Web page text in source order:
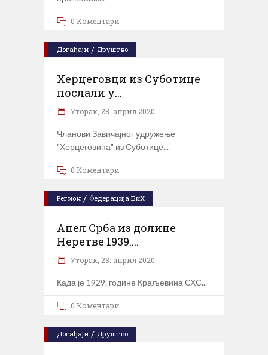
0 Коментари
Догађаји / Друштво
Херцеговци из Суботице
послали у...
Уторак, 28. април 2020.
Чланови Завичајног удружење
"Херцеговина" из Суботице
0 Коментари
Регион / Федерација БиХ
Апел Срба из долине
Неретве 1939....
Уторак, 28. април 2020.
Када је 1929. године Краљевина СХС
0 Коментари
Догађаји / Друштво